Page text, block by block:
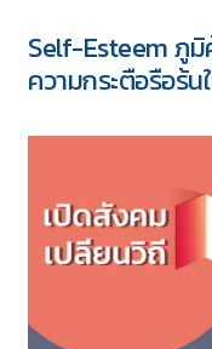
Self-Esteem ภูมิ
ความกระตือรือร้น